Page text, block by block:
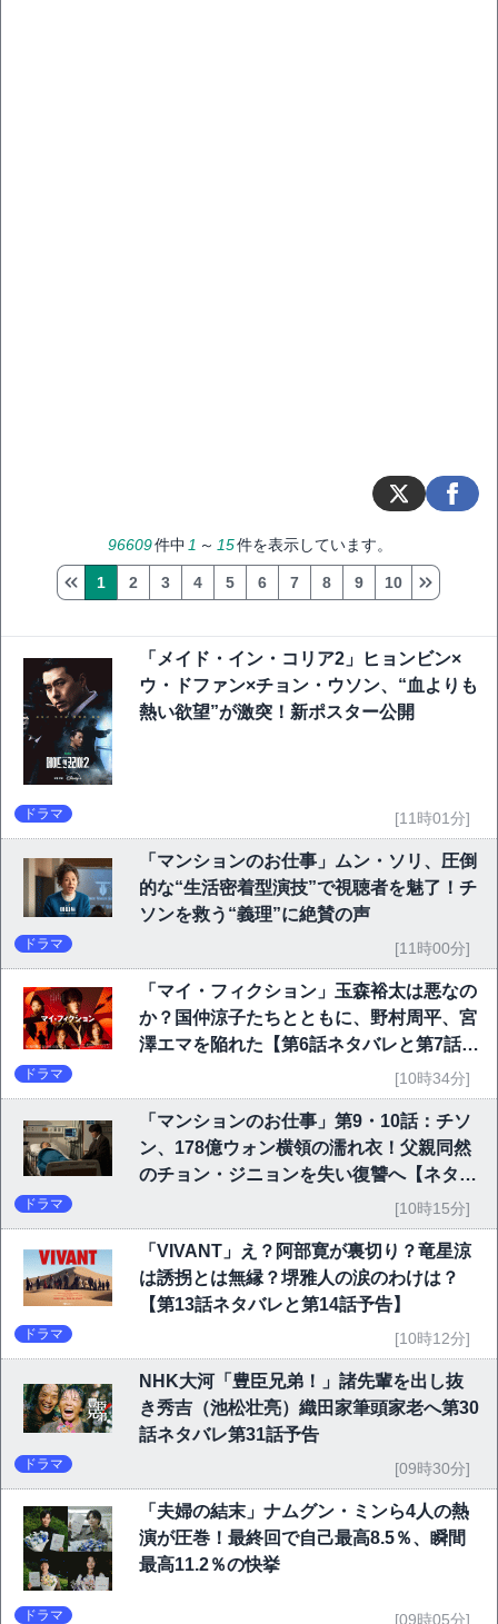
96609件中 1 ～ 15件を表示しています。
1 2 3 4 5 6 7 8 9 10
「メイド・イン・コリア2」ヒョンビン×
ウ・ドファン×チョン・ウソン、“血よりも
熱い欲望”が激突！新ポスター公開
ドラマ [11時01分]
「マンションのお仕事」ムン・ソリ、圧倒
的な“生活密着型演技”で視聴者を魅了！チ
ソンを救う“義理”に絶賛の声
ドラマ [11時00分]
「マイ・フィクション」玉森裕太は悪なの
か？国仲涼子たちとともに、野村周平、宮
澤エマを陥れた【第6話ネタバレと第7話予
ドラマ [10時34分]
「マンションのお仕事」第9・10話：チソ
ン、178億ウォン横領の濡れ衣！父親同然
のチョン・ジニョンを失い復讐へ【ネタバ
ドラマ [10時15分]
「VIVANT」え？阿部寛が裏切り？竜星涼
は誘拐とは無縁？堺雅人の涙のわけは？
【第13話ネタバレと第14話予告】
ドラマ [10時12分]
NHK大河「豊臣兄弟！」諸先輩を出し抜
き秀吉（池松壮亮）織田家筆頭家老へ第30
話ネタバレ第31話予告
ドラマ [09時30分]
「夫婦の結末」ナムグン・ミンら4人の熱
演が圧巻！最終回で自己最高8.5％、瞬間
最高11.2％の快挙
ドラマ [09時05分]